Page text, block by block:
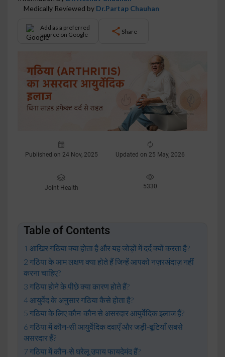
Medically Reviewed by Dr.Partap Chauhan
Add as a preferred
source on Google
Share
Published on 24 Nov, 2025 Updated on 25 May, 2026
Joint Health 5330
Table of Contents
आखिर गठिया क्या होता है और यह जोड़ों में दर्द क्यों करता है?
गठिया के आम लक्षण क्या होते हैं जिन्हें आपको नज़रअंदाज़ नहीं
करना चाहिए?
गठिया होने के पीछे क्या कारण होते हैं?
आयुर्वेद के अनुसार गठिया कैसे होता है?
गठिया के लिए कौन-कौन से असरदार आयुर्वेदिक इलाज हैं?
गठिया में कौन-सी आयुर्वेदिक दवाएँ और जड़ी-बूटियाँ सबसे
असरदार हैं?
गठिया में कौन-से घरेलू उपाय फायदेमंद हैं?